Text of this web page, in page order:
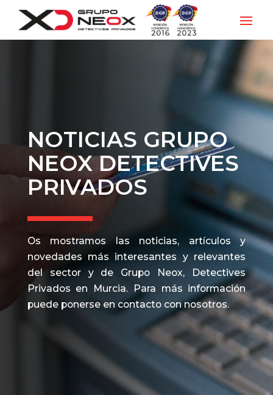
NOTICIAS GRUPO
NEOX DETECTIVES
PRIVADOS
Os mostramos las noticias, artículos y
novedades más interesantes y relevantes
del sector y de Grupo Neox, Detectives
Privados en Murcia. Para más información
puede ponerse en contacto con nosotros.